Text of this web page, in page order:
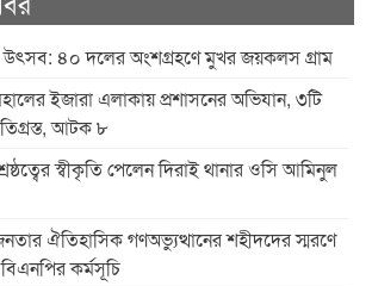
উৎসব: ৪০ দলের অংশগ্রহণে মুখর জয়কলস গ্রাম
ইজারা এলাকায় প্রশাসনের অভিযান, ৩টি
আটক ৮
স্বীকৃতি পেলেন দিরাই থানার ওসি আমিনুল
ঐতিহাসিক গণঅভ্যুত্থানের শহীদদের স্মরণে
কর্মসূচি